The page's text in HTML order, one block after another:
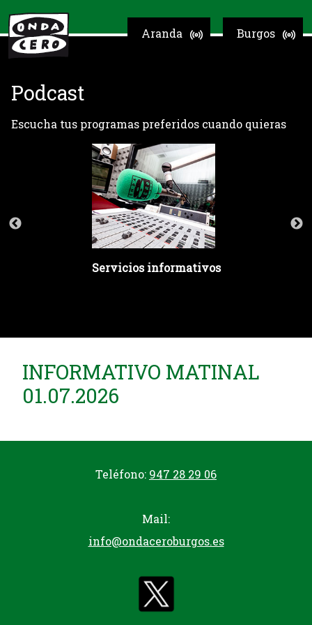
Burgos
Aranda
Podcast
Escucha tus programas preferidos cuando quieras
Servicios informativos
INFORMATIVO MATINAL
01.07.2026
Teléfono: 947 28 29 06
Mail:
info@ondaceroburgos.es